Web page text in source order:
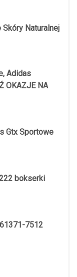
Naturalnej
Adidas
OKAZJE NA
Gtx Sportowe
bokserki
7512